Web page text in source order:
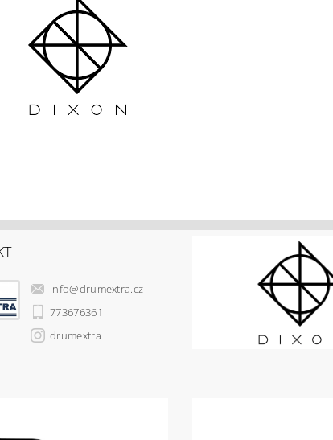
info@drumextra.cz
773676361
drumextra